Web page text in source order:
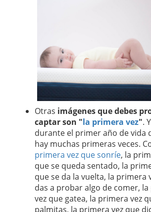
Otras imágenes que debes
captar son "la primera vez".
durante el primer año de vida
hay muchas primeras veces.
primera vez que sonríe, la
que se queda sentado, la
que se da la vuelta, la primera
das a probar algo de comer,
vez que gatea, la primera vez
palmitas, la primera vez que